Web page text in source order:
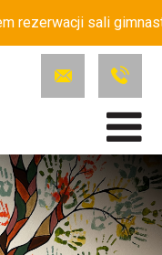
rezerwacji sali